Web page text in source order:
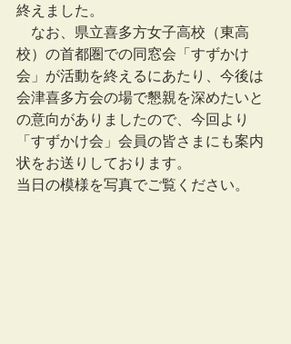
終えました。
なお、県立喜多方女子高校（東高
校）の首都圏での同窓会「すずかけ
会」が活動を終えるにあたり、今後は
会津喜多方会の場で懇親を深めたいと
の意向がありましたので、今回より
「すずかけ会」会員の皆さまにも案内
状をお送りしております。
当日の模様を写真でご覧ください。